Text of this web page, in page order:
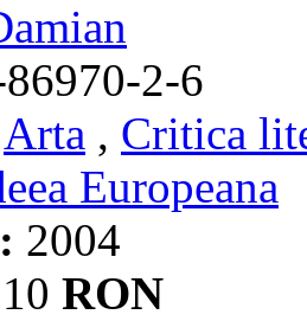
2-6
Arta , Critica
Europeana
2004
10 RON